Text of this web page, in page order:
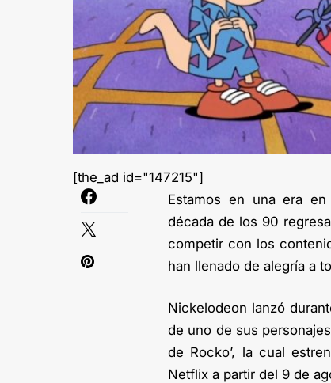
[the_ad id="147215"]
Estamos en una era
década de los 90
competir con los
han llenado de alegría a
Nickelodeon lanzó
de uno de sus
de Rocko’, la cual
Netflix a partir del 9 de